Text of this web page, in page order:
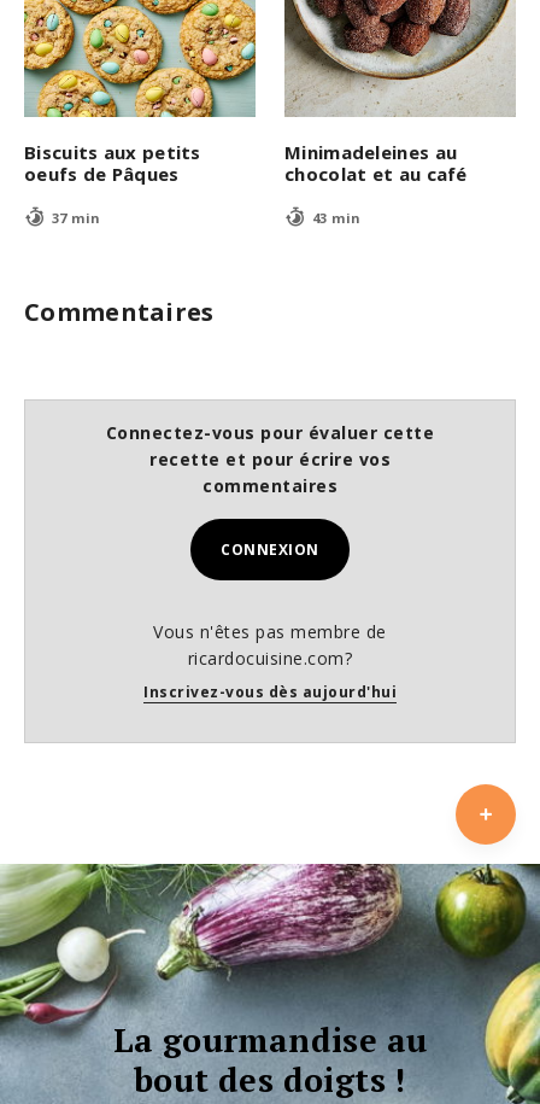
Biscuits aux petits
oeufs de Pâques
37 min
Minimadeleines au
chocolat et au café
43 min
Commentaires
Connectez-vous pour évaluer cette
recette et pour écrire vos
commentaires
CONNEXION
Vous n'êtes pas membre de
ricardocuisine.com?
Inscrivez-vous dès aujourd'hui
La gourmandise au
bout des doigts !